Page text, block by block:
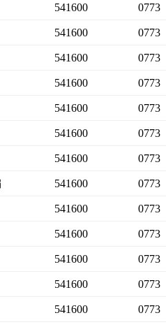
541600 0773
541600 0773
541600 0773
541600 0773
541600 0773
541600 0773
541600 0773
541600 0773
541600 0773
541600 0773
541600 0773
541600 0773
541600 0773